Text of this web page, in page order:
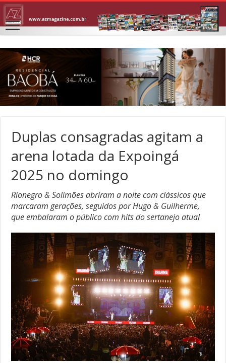
Duplas consagradas agitam a
arena lotada da Expoingá
2025 no domingo
Rionegro & Solimões abriram a noite com clássicos que
marcaram gerações, seguidos por Hugo & Guilherme,
que embalaram o público com hits do sertanejo atual